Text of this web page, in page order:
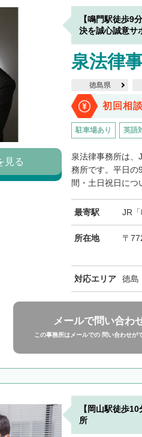
【鳴門駅徒歩9
決を誠心誠意サ
泉法律
徳島県
初回相
駐車場あり 英語
泉法律事務所は、
務所です。平日の
間・土日祝日につ
最寄駅 JR
所在地 〒
対応エリア 徳島
見る
メールで問い合わ
この事務所はメールでの 問い合わせが
【岡山駅徒歩
所